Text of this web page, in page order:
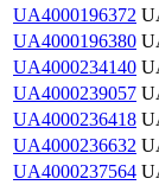
UA4000196372
UA4000196380
UA4000234140
UA4000239057
UA4000236418
UA4000236632
UA4000237564